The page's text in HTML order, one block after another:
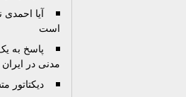
آیا احمدی
است
پاسخ به
مدنی در ايران
ديکتاتور